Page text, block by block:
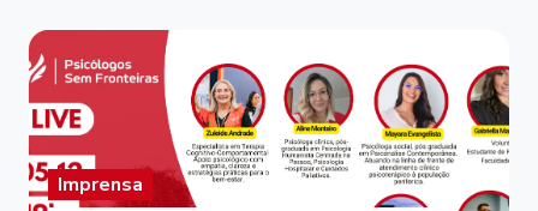
Imprensa